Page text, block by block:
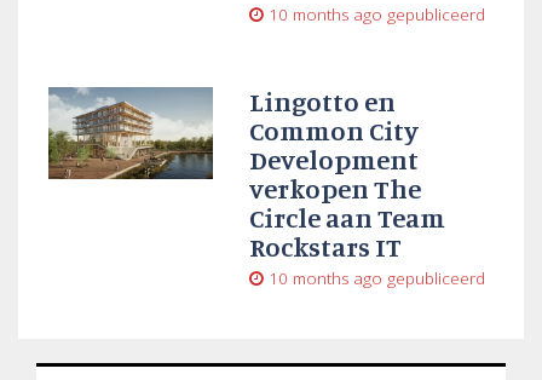
10 months ago gepubliceerd
Lingotto en
Common City
Development
verkopen The
Circle aan Team
Rockstars IT
10 months ago gepubliceerd